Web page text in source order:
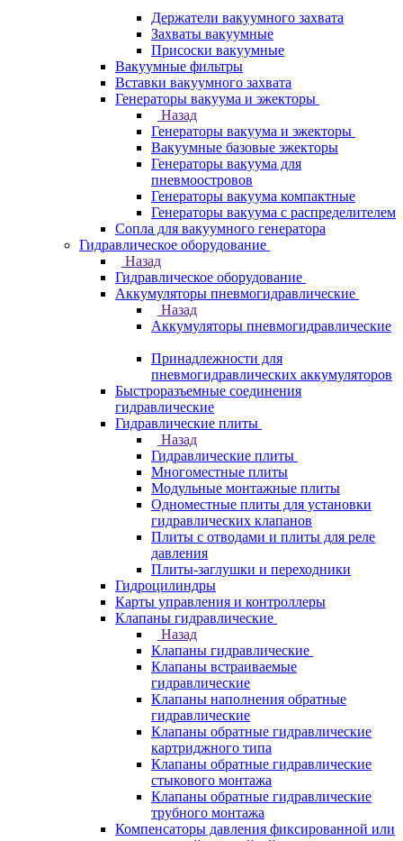
Держатели вакуумного захвата
Захваты вакуумные
Присоски вакуумные
Вакуумные фильтры
Вставки вакуумного захвата
Генераторы вакуума и эжекторы
Назад
Генераторы вакуума и эжекторы
Вакуумные базовые эжекторы
Генераторы вакуума для
пневмоостровов
Генераторы вакуума компактные
Генераторы вакуума с распределителем
Сопла для вакуумного генератора
Гидравлическое оборудование
Назад
Гидравлическое оборудование
Аккумуляторы пневмогидравлические
Назад
Аккумуляторы пневмогидравлические
Принадлежности для
пневмогидравлических аккумуляторов
Быстроразъемные соединения
гидравлические
Гидравлические плиты
Назад
Гидравлические плиты
Многоместные плиты
Модульные монтажные плиты
Одноместные плиты для установки
гидравлических клапанов
Плиты с отводами и плиты для реле
давления
Плиты-заглушки и переходники
Гидроцилиндры
Карты управления и контроллеры
Клапаны гидравлические
Назад
Клапаны гидравлические
Клапаны встраиваемые
гидравлические
Клапаны наполнения обратные
гидравлические
Клапаны обратные гидравлические
картриджного типа
Клапаны обратные гидравлические
стыкового монтажа
Клапаны обратные гидравлические
трубного монтажа
Компенсаторы давления фиксированной или